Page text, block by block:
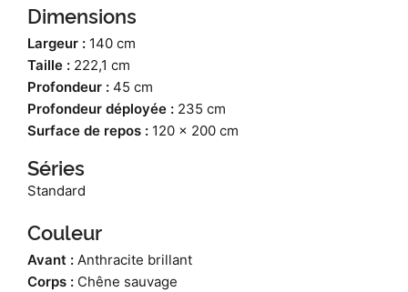
Dimensions
Largeur : 140 cm
Taille : 222,1 cm
Profondeur : 45 cm
Profondeur déployée : 235 cm
Surface de repos : 120 x 200 cm
Séries
Standard
Couleur
Avant : Anthracite brillant
Corps : Chêne sauvage